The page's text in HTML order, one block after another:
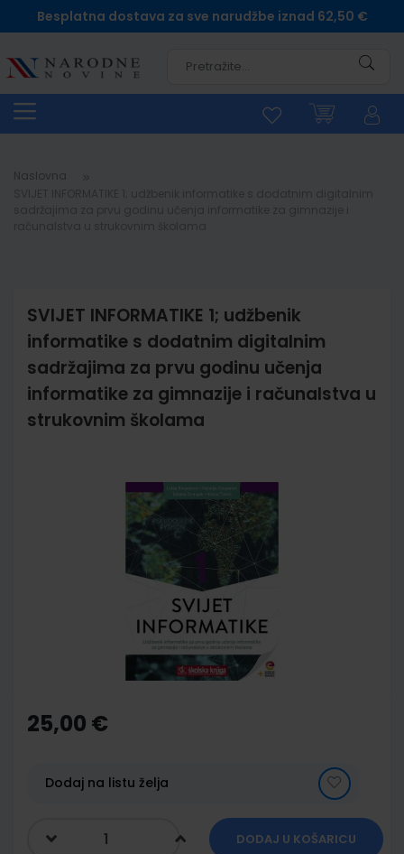
Besplatna dostava za sve narudžbe iznad 62,50 €
Naslovna
SVIJET INFORMATIKE 1; udžbenik
informatike s dodatnim digitalnim
sadržajima za prvu godinu učenja
informatike za gimnazije i računalstva u
strukovnim školama
the
beginning
gallery
25,00 €
Dodaj na listu želja
DODAJ U KOŠARICU